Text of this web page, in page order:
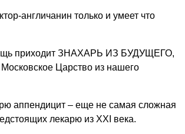
англичанин только и умеет что
приходит ЗНАХАРЬ ИЗ БУДУЩЕГО,
Царство из нашего
аппендицит – еще не самая сложная
лекарю из XXI века.